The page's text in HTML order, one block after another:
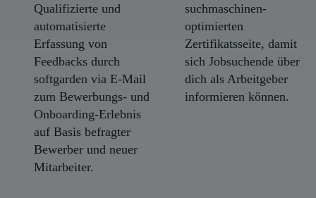
Qualifizierte und
automatisierte
Erfassung von
Feedbacks durch
softgarden via E-Mail
zum Bewerbungs- und
Onboarding-Erlebnis
auf Basis befragter
Bewerber und neuer
Mitarbeiter.
suchmaschinen-
optimierten
Zertifikatsseite, damit
sich Jobsuchende über
dich als Arbeitgeber
informieren können.